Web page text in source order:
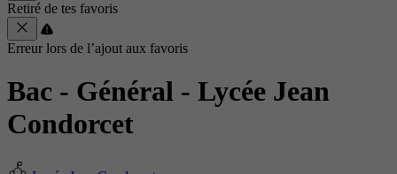
Retiré de tes favoris
Erreur lors de l’ajout aux favoris
Bac - Général - Lycée Jean
Condorcet